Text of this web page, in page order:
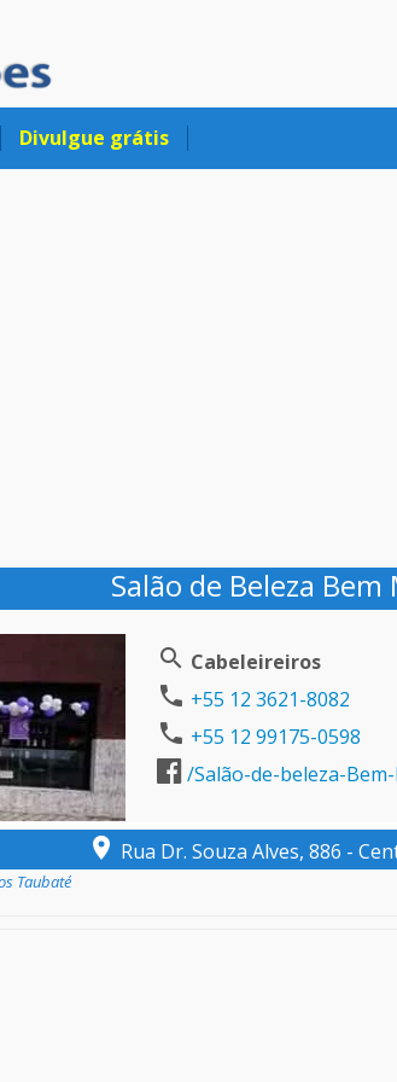
Divulgue grátis
Salão de Beleza Bem
Cabeleireiros
+55 12 3621-8082
+55 12 99175-0598
/Salão-de-beleza-
Rua Dr. Souza Alves, 886 -
Taubaté